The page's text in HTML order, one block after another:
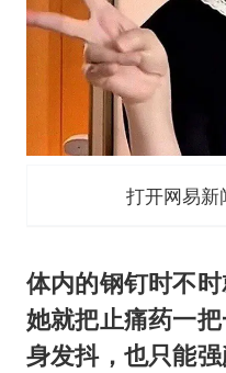
打开网易新
体内的钢钉时不
她就把止痛药一
身发抖，也只能